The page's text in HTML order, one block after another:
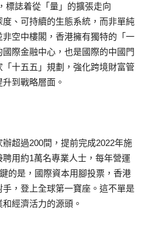
標誌着從「量」的擴張走向
、可持續的生態系統，而非單純
空中樓閣，香港擁有獨特的「一
際金融中心，也是國際的中國門
十五五」規劃，強化跨境財富管
到戰略層面。
超過200間，提前完成2022年施
用約1萬名專業人士，每年營運
的是，國際資本用腳投票，香港
，登上全球第一寶座。這不單是
經濟活力的源頭。